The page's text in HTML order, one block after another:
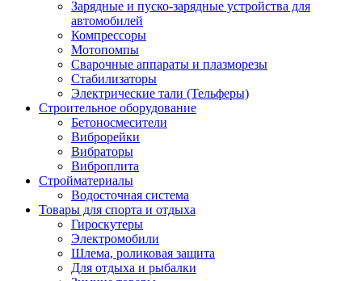
Зарядные и пуско-зарядные устройства для
автомобилей
Компрессоры
Мотопомпы
Сварочные аппараты и плазморезы
Стабилизаторы
Электрические тали (Тельферы)
Строительное оборудование
Бетоносмесители
Виброрейки
Вибраторы
Виброплита
Стройматериалы
Водосточная система
Товары для спорта и отдыха
Гироскутеры
Электромобили
Шлема, роликовая защита
Для отдыха и рыбалки